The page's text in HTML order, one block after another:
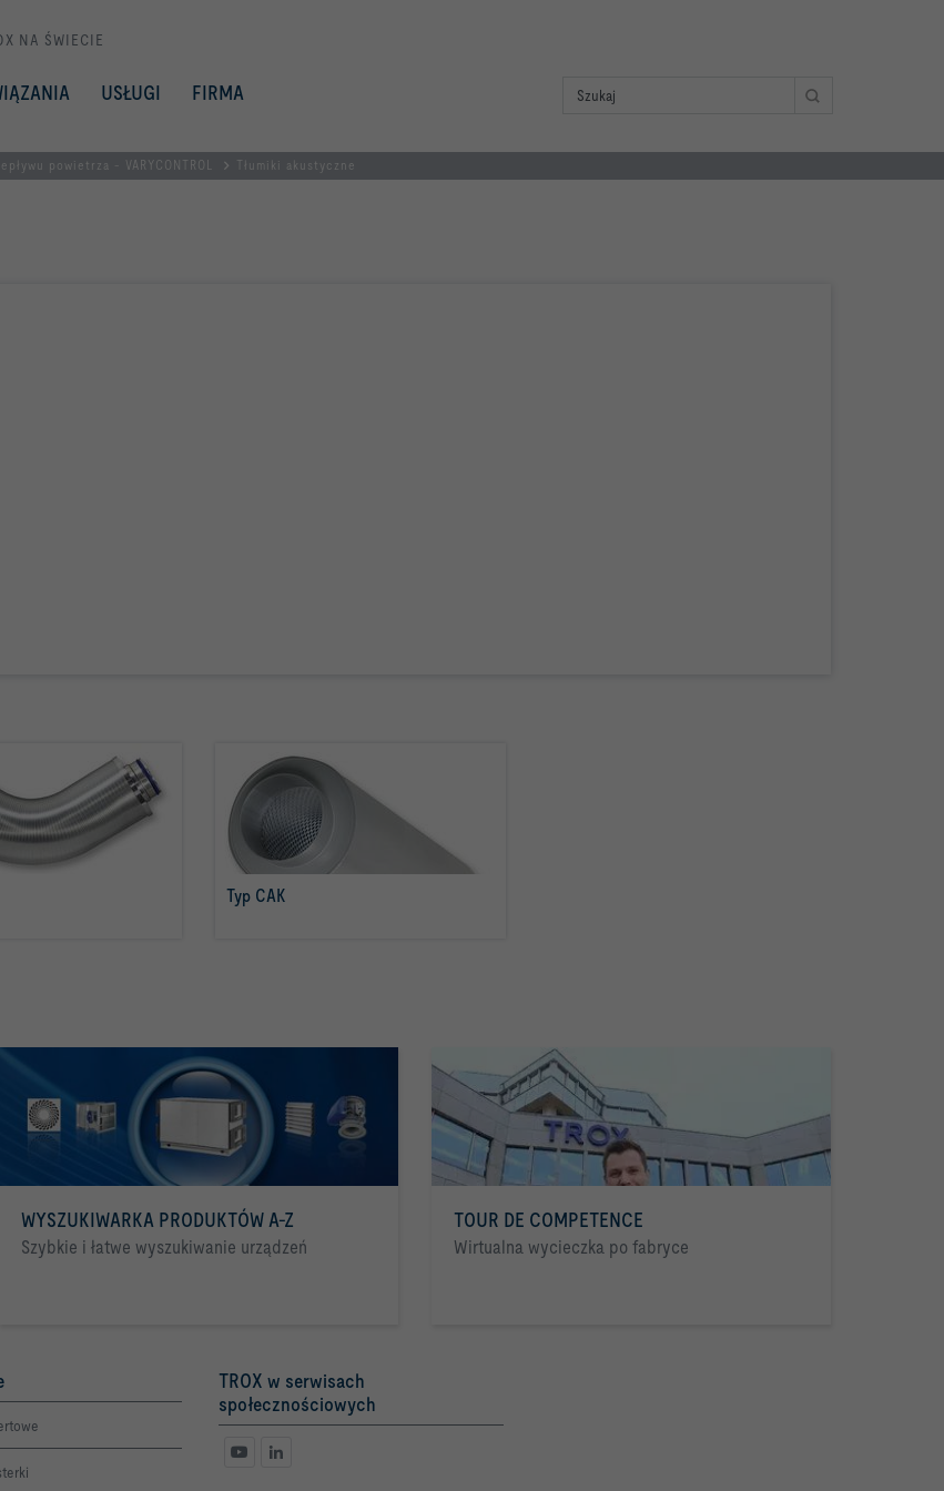
NA ŚWIECIE
USŁUGI FIRMA
powietrza - VARYCONTROL Tłumiki akustyczne
Typ CAK
WYSZUKIWARKA PRODUKTÓW A-Z
Szybkie i łatwe wyszukiwanie urządzeń
TOUR DE COMPETENCE
Wirtualna wycieczka po fabryce
TROX w serwisach
społecznościowych